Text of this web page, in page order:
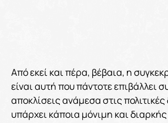
Από εκεί και πέρα, βέβαια, η
είναι αυτή που πάντοτε επιβάλλει
αποκλίσεις ανάμεσα στις
υπάρχει κάποια μόνιμη και